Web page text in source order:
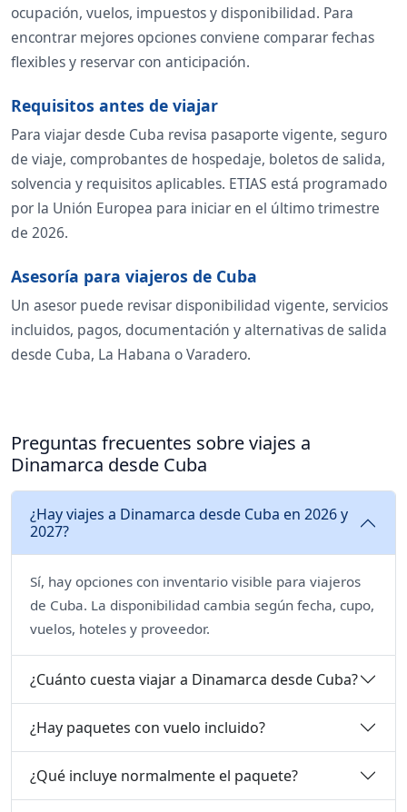
ocupación, vuelos, impuestos y disponibilidad. Para
encontrar mejores opciones conviene comparar fechas
flexibles y reservar con anticipación.
Requisitos antes de viajar
Para viajar desde Cuba revisa pasaporte vigente, seguro
de viaje, comprobantes de hospedaje, boletos de salida,
solvencia y requisitos aplicables. ETIAS está programado
por la Unión Europea para iniciar en el último trimestre
de 2026.
Asesoría para viajeros de Cuba
Un asesor puede revisar disponibilidad vigente, servicios
incluidos, pagos, documentación y alternativas de salida
desde Cuba, La Habana o Varadero.
Preguntas frecuentes sobre viajes a
Dinamarca desde Cuba
¿Hay viajes a Dinamarca desde Cuba en 2026 y
2027?
Sí, hay opciones con inventario visible para viajeros
de Cuba. La disponibilidad cambia según fecha, cupo,
vuelos, hoteles y proveedor.
¿Cuánto cuesta viajar a Dinamarca desde Cuba?
¿Hay paquetes con vuelo incluido?
¿Qué incluye normalmente el paquete?